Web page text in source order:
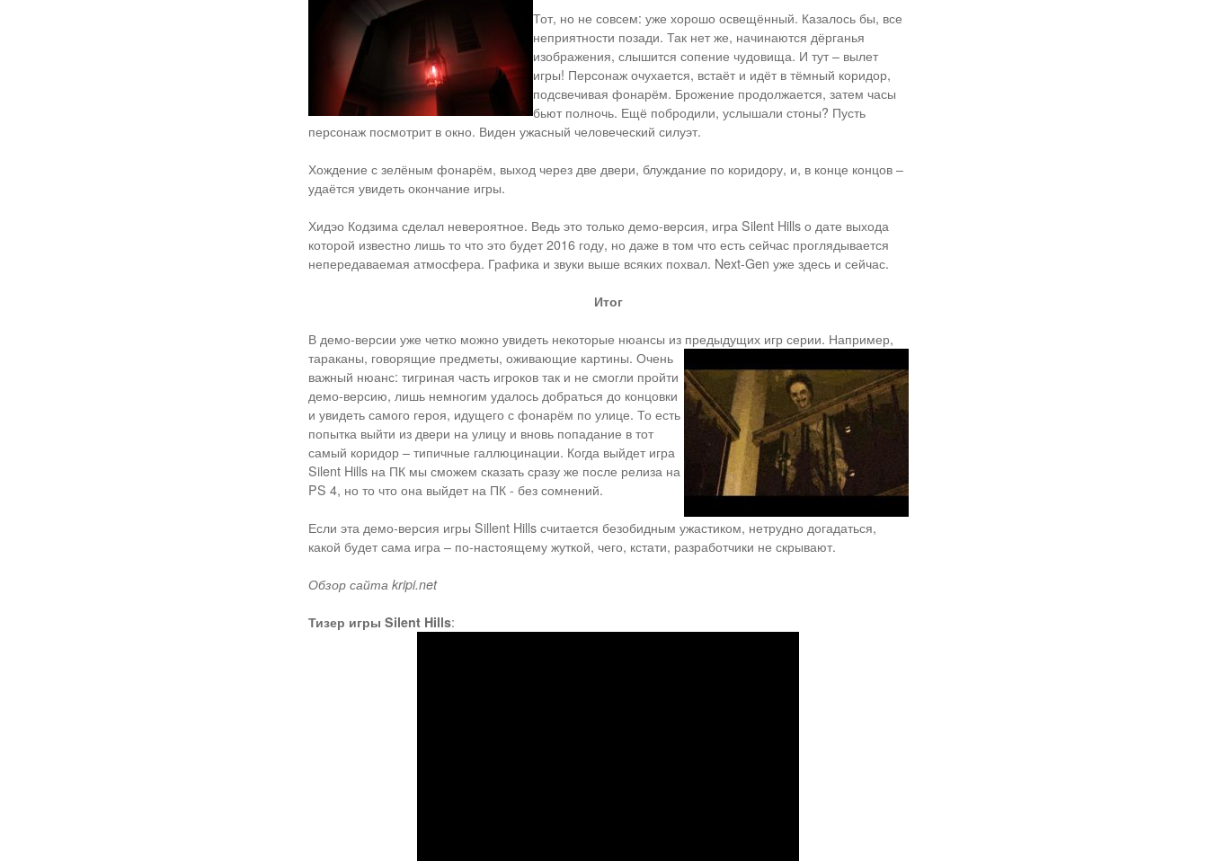
Тот, но не совсем: уже хорошо освещённый. Казалось бы, все
неприятности позади. Так нет же, начинаются дёрганья
изображения, слышится сопение чудовища. И тут – вылет
игры! Персонаж очухается, встаёт и идёт в тёмный коридор,
подсвечивая фонарём. Брожение продолжается, затем часы
бьют полночь. Ещё побродили, услышали стоны? Пусть
персонаж посмотрит в окно. Виден ужасный человеческий силуэт.
Хождение с зелёным фонарём, выход через две двери, блуждание по коридору, и, в конце концов –
удаётся увидеть окончание игры.
Хидэо Кодзима сделал невероятное. Ведь это только демо-версия, игра Silent Hills о дате выхода
которой известно лишь то что это будет 2016 году, но даже в том что есть сейчас проглядывается
непередаваемая атмосфера. Графика и звуки выше всяких похвал. Next-Gen уже здесь и сейчас.
Итог
В демо-версии уже четко можно увидеть некоторые нюансы из предыдущих игр серии. Например,
тараканы, говорящие предметы, оживающие картины. Очень
важный нюанс: тигриная часть игроков так и не смогли пройти
демо-версию, лишь немногим удалось добраться до концовки
и увидеть самого героя, идущего с фонарём по улице. То есть
попытка выйти из двери на улицу и вновь попадание в тот
самый коридор – типичные галлюцинации. Когда выйдет игра
Silent Hills на ПК мы сможем сказать сразу же после релиза на
PS 4, но то что она выйдет на ПК - без сомнений.
Если эта демо-версия игры Sillent Hills считается безобидным ужастиком, нетрудно догадаться,
какой будет сама игра – по-настоящему жуткой, чего, кстати, разработчики не скрывают.
Обзор сайта kripi.net
Тизер игры Silent Hills: